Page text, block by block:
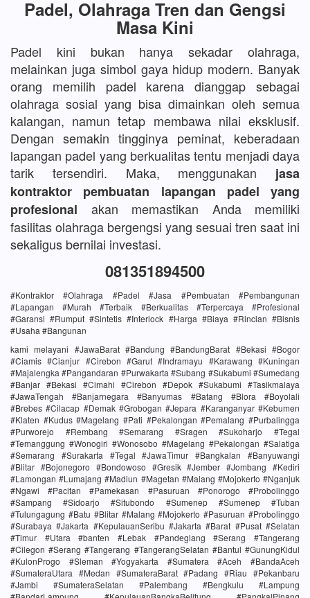
Padel, Olahraga Tren dan Gengsi
Masa Kini
Padel kini bukan hanya sekadar olahraga,
melainkan juga simbol gaya hidup modern. Banyak
orang memilih padel karena dianggap sebagai
olahraga sosial yang bisa dimainkan oleh semua
kalangan, namun tetap membawa nilai eksklusif.
Dengan semakin tingginya peminat, keberadaan
lapangan padel yang berkualitas tentu menjadi daya
tarik tersendiri. Maka, menggunakan jasa
kontraktor pembuatan lapangan padel yang
profesional akan memastikan Anda memiliki
fasilitas olahraga bergengsi yang sesuai tren saat ini
sekaligus bernilai investasi.
081351894500
#Kontraktor #Olahraga #Padel #Jasa #Pembuatan #Pembangunan
#Lapangan #Murah #Terbaik #Berkualitas #Terpercaya #Profesional
#Garansi #Rumput #Sintetis #Interlock #Harga #Biaya #Rincian #Bisnis
#Usaha #Bangunan
kami melayani #JawaBarat #Bandung #BandungBarat #Bekasi #Bogor
#Ciamis #Cianjur #Cirebon #Garut #Indramayu #Karawang #Kuningan
#Majalengka #Pangandaran #Purwakarta #Subang #Sukabumi #Sumedang
#Banjar #Bekasi #Cimahi #Cirebon #Depok #Sukabumi #Tasikmalaya
#JawaTengah #Banjarnegara #Banyumas #Batang #Blora #Boyolali
#Brebes #Cilacap #Demak #Grobogan #Jepara #Karanganyar #Kebumen
#Klaten #Kudus #Magelang #Pati #Pekalongan #Pemalang #Purbalingga
#Purworejo #Rembang #Semarang #Sragen #Sukoharjo #Tegal
#Temanggung #Wonogiri #Wonosobo #Magelang #Pekalongan #Salatiga
#Semarang #Surakarta #Tegal #JawaTimur #Bangkalan #Banyuwangi
#Blitar #Bojonegoro #Bondowoso #Gresik #Jember #Jombang #Kediri
#Lamongan #Lumajang #Madiun #Magetan #Malang #Mojokerto #Nganjuk
#Ngawi #Pacitan #Pamekasan #Pasuruan #Ponorogo #Probolinggo
#Sampang #Sidoarjo #Situbondo #Sumenep #Sumenep #Tuban
#Tulungagung #Batu #Blitar #Malang #Mojokerto #Pasuruan #Probolinggo
#Surabaya #Jakarta #KepulauanSeribu #Jakarta #Barat #Pusat #Selatan
#Timur #Utara #banten #Lebak #Pandeglang #Serang #Tangerang
#Cilegon #Serang #Tangerang #TangerangSelatan #Bantul #GunungKidul
#KulonProgo #Sleman #Yogyakarta #Sumatera #Aceh #BandaAceh
#SumateraUtara #Medan #SumateraBarat #Padang #Riau #Pekanbaru
#Jambi #SumateraSelatan #Palembang #Bengkulu #Lampung